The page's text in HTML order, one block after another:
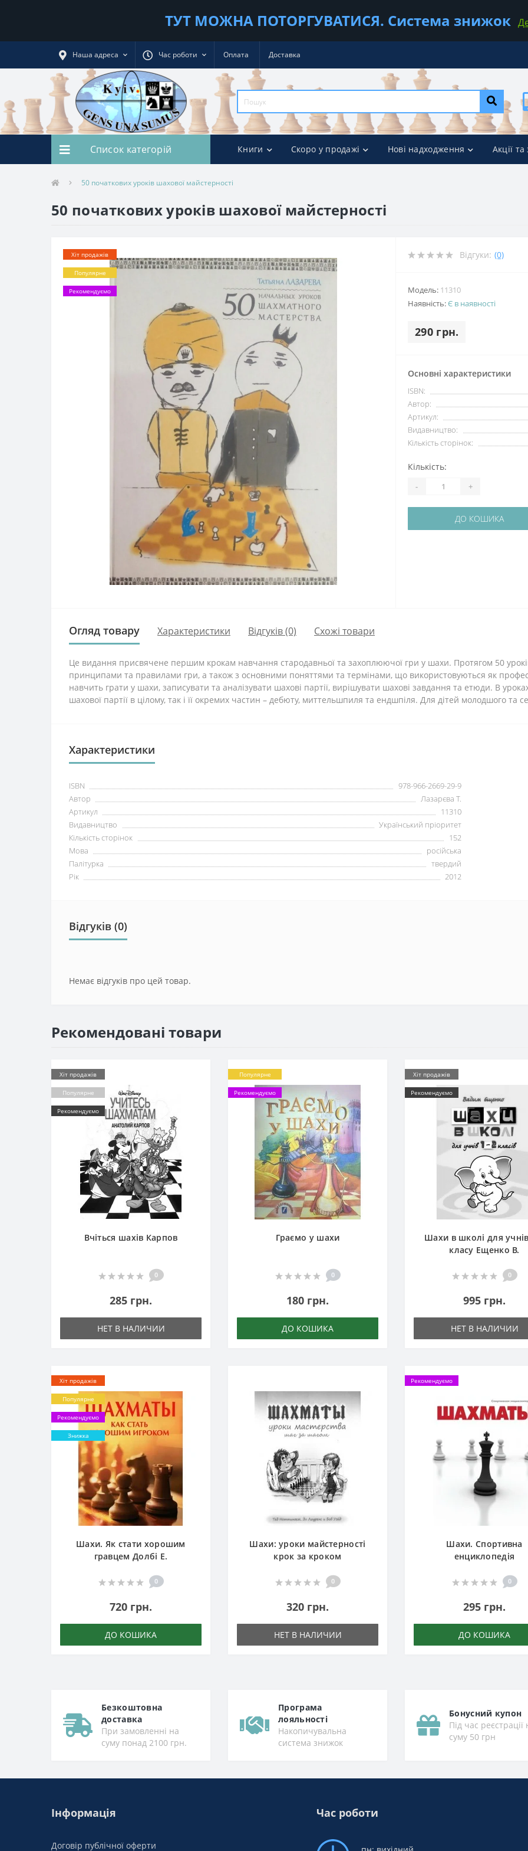
ТУТ МОЖНА ПОТОРГУВАТИСЯ. Система знижок
Наша адреса Час роботи Оплата Доставка
Список категорій Книги Скоро у продажі Нові надходження Акції
50 початкових уроків шахової майстерності
50 початкових уроків шахової майстерності
Хіт продажів
Популярне
Рекомендуємо
Відгуки: (0)
Модель: 11310
Наявність:Є в наявності
290 грн.
Основні характеристики
ISBN:
Автор:
Артикул:
Видавництво:
Кількість сторінок:
Кількість:
- +
ДО КОШИКА
Огляд товару Характеристики Відгуків (0) Схожі товари
Це видання присвячене першим крокам навчання стародавньої та захоплюючої гри у шахи. Протягом 50
принципами та правилами гри, а також з основними поняттями та термінами, що використовуються як
навчить грати у шахи, записувати та аналізувати шахові партії, вирішувати шахові завдання та етюди. В
шахової партії в цілому, так і її окремих частин – дебюту, миттельшпиля та ендшпіля. Для дітей молодшого та
Характеристики
ISBN
978-966-2669-29-9
Автор
Лазарєва Т.
Артикул
11310
Видавництво
Український пріоритет
Кількість сторінок
152
Мова
російська
Палітурка
твердий
Рік
2012
Відгуків (0)
Немає відгуків про цей товар.
Рекомендовані товари
Хіт продажів
Популярне
Рекомендуємо
Вчіться шахів Карпов
0
285 грн.
НЕТ В НАЛИЧИИ
Популярне
Рекомендуємо
Граємо у шахи
0
180 грн.
ДО КОШИКА
Хіт продажів
Рекомендуємо
Шахи в школі для
класу Ещенко В.
0
995 грн.
НЕТ В НАЛИЧИИ
Хіт продажів
Популярне
Рекомендуємо
Знижка
Шахи. Як стати хорошим
гравцем Долбі Е.
0
720 грн.
ДО КОШИКА
Шахи: уроки майстерності
крок за кроком
0
320 грн.
НЕТ В НАЛИЧИИ
Рекомендуємо
Шахи. Спортивна
енциклопедія
0
295 грн.
ДО КОШИКА
Безкоштовна
доставка
При замовленні на
суму понад 2100 грн.
Програма
лояльності
Накопичувальна
система знижок
Бонусний купон
Під час реєстрації
суму 50 грн
Інформація
Договір публічної оферти
Час роботи